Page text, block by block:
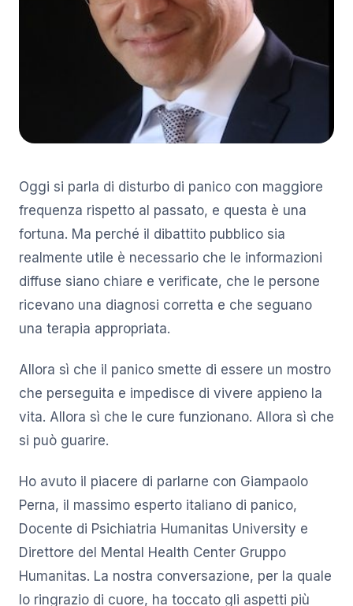
Oggi si parla di disturbo di panico con maggiore
frequenza rispetto al passato, e questa è una
fortuna. Ma perché il dibattito pubblico sia
realmente utile è necessario che le informazioni
diffuse siano chiare e verificate, che le persone
ricevano una diagnosi corretta e che seguano
una terapia appropriata.
Allora sì che il panico smette di essere un mostro
che perseguita e impedisce di vivere appieno la
vita. Allora sì che le cure funzionano. Allora sì che
si può guarire.
Ho avuto il piacere di parlarne con Giampaolo
Perna, il massimo esperto italiano di panico,
Docente di Psichiatria Humanitas University e
Direttore del Mental Health Center Gruppo
Humanitas. La nostra conversazione, per la quale
lo ringrazio di cuore, ha toccato gli aspetti più